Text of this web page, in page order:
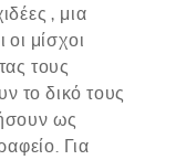
, μια
μίσχοι
τους
το δικό τους
ως
Για